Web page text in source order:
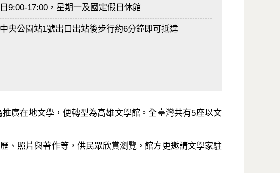
9:00-17:00，星期一及國定假日休館
央公園站1號出口出站後步行約6分鐘即可抵達
廣在地文學，便轉型為高雄文學館。全臺灣共有5座以文
、照片與著作等，供民眾欣賞瀏覽。館方更邀請文學家駐